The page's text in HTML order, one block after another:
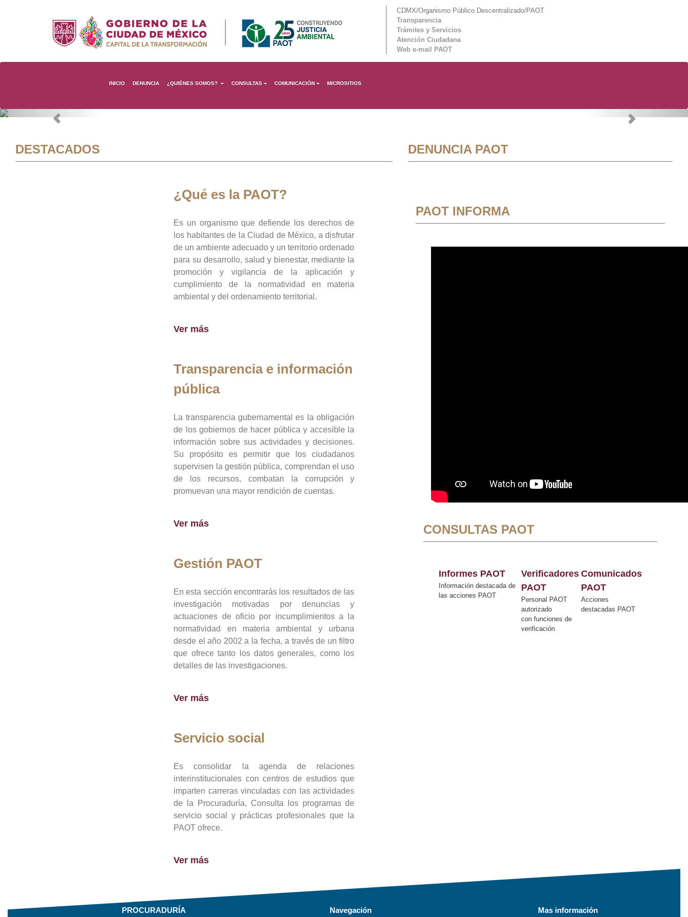
CDMX/Organismo Público Descentralizado/PAOT
Transparencia
Trámites y Servicios
Atención Ciudadana
Web e-mail PAOT
INICIO DENUNCIA ¿QUIÉNES SOMOS? CONSULTAS COMUNICACIÓN MICROSITIOS
Previous Next
DESTACADOS
¿Qué es la PAOT?
Es un organismo que defiende los derechos de
los habitantes de la Ciudad de México, a disfrutar
de un ambiente adecuado y un territorio ordenado
para su desarrollo, salud y bienestar, mediante la
promoción y vigilancia de la aplicación y
cumplimiento de la normatividad en materia
ambiental y del ordenamiento territorial.
Ver más
Transparencia e información
pública
La transparencia gubernamental es la obligación
de los gobiernos de hacer pública y accesible la
información sobre sus actividades y decisiones.
Su propósito es permitir que los ciudadanos
supervisen la gestión pública, comprendan el uso
de los recursos, combatan la corrupción y
promuevan una mayor rendición de cuentas.
Ver más
Gestión PAOT
En esta sección encontrarás los resultados de las
investigación motivadas por denuncias y
actuaciones de oficio por incumplimientos a la
normatividad en materia ambiental y urbana
desde el año 2002 a la fecha, a través de un filtro
que ofrece tanto los datos generales, como los
detalles de las investigaciones.
Ver más
Servicio social
Es consolidar la agenda de relaciones
interinstitucionales con centros de estudios que
imparten carreras vinculadas con las actividades
de la Procuraduría, Consulta los programas de
servicio social y prácticas profesionales que la
PAOT ofrece.
Ver más
DENUNCIA PAOT
PAOT INFORMA
CONSULTAS PAOT
Informes PAOT
Información destacada de
las acciones PAOT
Verificadores
PAOT
Personal PAOT
autorizado
con funciones de
verificación
Comunicados
PAOT
Acciones
destacadas PAOT
PROCURADURÍA Navegación Mas información